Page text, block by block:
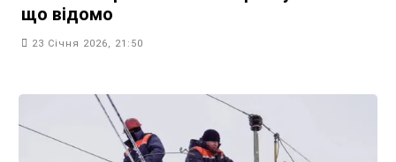
що відомо
23 Січня 2026, 21:50